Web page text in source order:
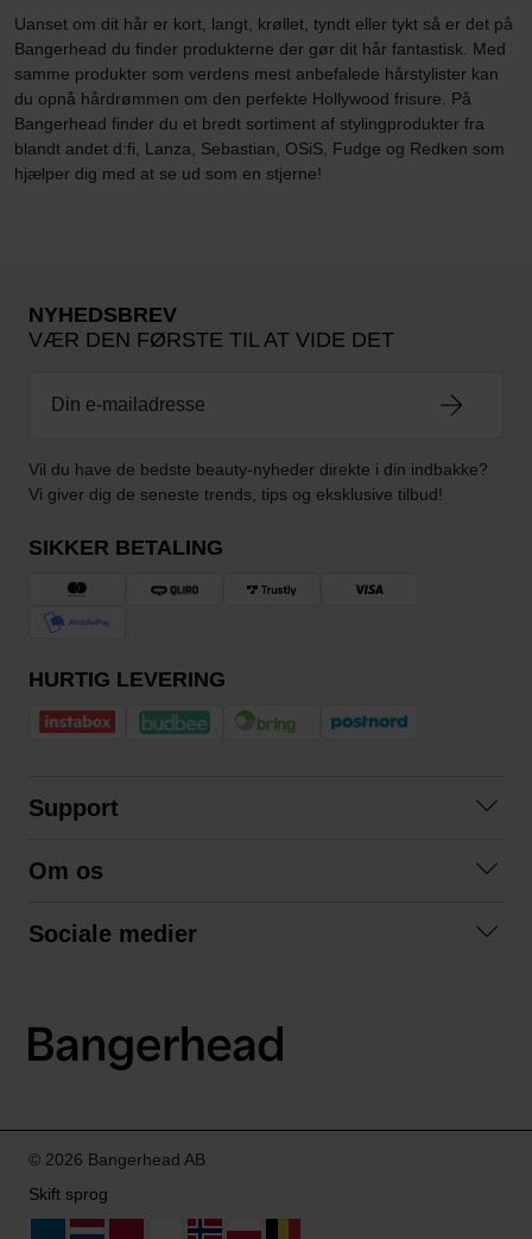
Uanset om dit hår er kort, langt, krøllet, tyndt eller tykt så er det på
Bangerhead du finder produkterne der gør dit hår fantastisk. Med
samme produkter som verdens mest anbefalede hårstylister kan
du opnå hårdrømmen om den perfekte Hollywood frisure. På
Bangerhead finder du et bredt sortiment af stylingprodukter fra
blandt andet d:fi, Lanza, Sebastian, OSiS, Fudge og Redken som
hjælper dig med at se ud som en stjerne!
NYHEDSBREV
VÆR DEN FØRSTE TIL AT VIDE DET
Vil du have de bedste beauty-nyheder direkte i din indbakke?
Vi giver dig de seneste trends, tips og eksklusive tilbud!
SIKKER BETALING
HURTIG LEVERING
Support
Betingelser
Om os
Sociale medier
LinkedIn
© 2026 Bangerhead AB
Skift sprog